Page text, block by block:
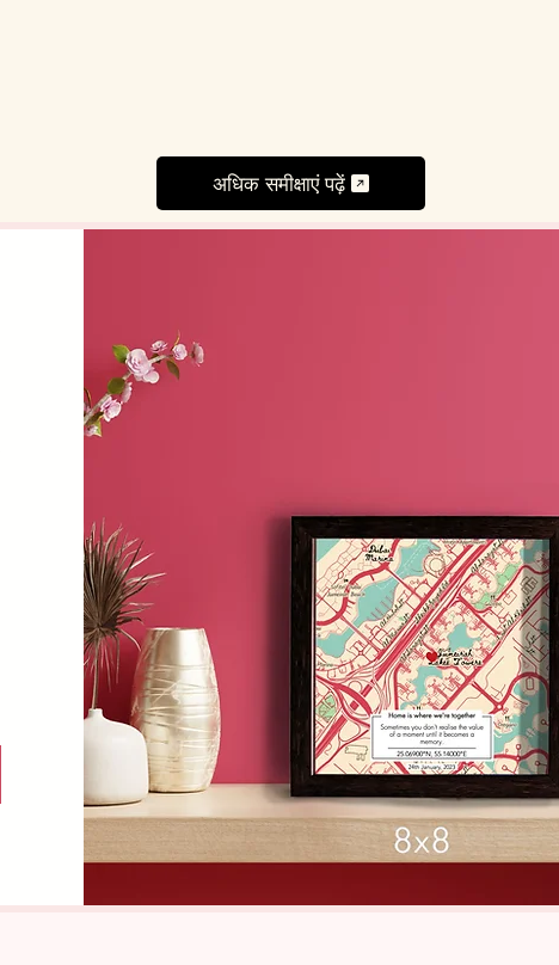
अधिक समीक्षाएं पढ़ें